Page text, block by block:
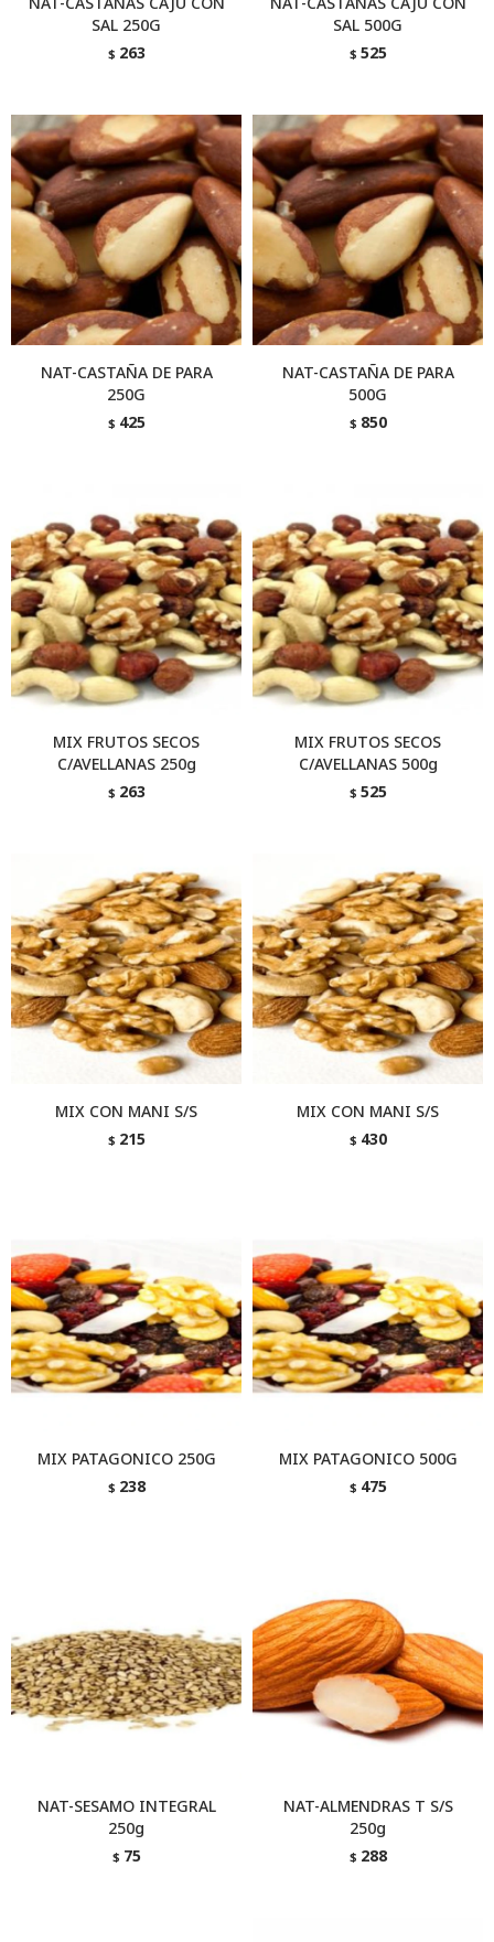
SAL 250G
$ 263
SAL 500G
$ 525
NAT-CASTAÑA DE PARA
250G
$ 425
NAT-CASTAÑA DE PARA
500G
$ 850
MIX FRUTOS SECOS
C/AVELLANAS 250g
$ 263
MIX FRUTOS SECOS
C/AVELLANAS 500g
$ 525
MIX CON MANI S/S
$ 215
MIX CON MANI S/S
$ 430
MIX PATAGONICO 250G
$ 238
MIX PATAGONICO 500G
$ 475
NAT-SESAMO INTEGRAL
250g
$ 75
NAT-ALMENDRAS T S/S
250g
$ 288